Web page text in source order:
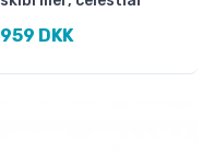
959 DKK